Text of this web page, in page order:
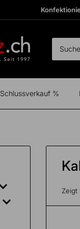
Schlussverkauf %
Zeigt